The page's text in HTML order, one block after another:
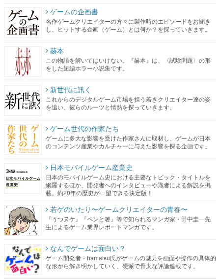
ゲームの企画書
名作ゲームクリエイターの方々に製作時のエピソードをお聞き
し、ヒットする企画（ゲーム）とは何か？を探っていきます。
赫本
この物語を解いてはいけない。『赫本』は、〈試験問題〉の形
をした短編ホラー小説集です。
新世代に訊く
これからのデジタルゲーム市場を担う若きクリエイター達の姿
を追い、彼らのルーツと情熱を探っていきます。
ゲーム世代の作家たち
ゲームに多大な影響を受けた作家さんに取材し、ゲームが日本
のコンテンツ産業やカルチャーに与えた影響を探る企画です。
日本モバイルゲーム産業史
日本のモバイルゲーム史における主要なトピック・タイトルを
網羅するほか、開発者へのインタビューや識者による解説を掲
載。約20年の歴史が一望できる決定版！
若ゲのいたり〜ゲームクリエイターの青春〜
『うつヌケ』『ペンと箸』等で知られるマンガ家・田中圭一先
生によるゲーム業界レポートマンガです。
なんでゲームは面白い？
ゲーム開発者・hamatsu氏がゲームの魅力を画面や操作の具体的
な形から解き明かしていく、硬派で骨太な評論連載です。